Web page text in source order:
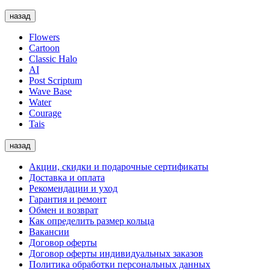
назад
Flowers
Cartoon
Classic Halo
AI
Post Scriptum
Wave Base
Water
Courage
Tais
назад
Акции, скидки и подарочные сертификаты
Доставка и оплата
Рекомендации и уход
Гарантия и ремонт
Обмен и возврат
Как определить размер кольца
Вакансии
Договор оферты
Договор оферты индивидуальных заказов
Политика обработки персональных данных